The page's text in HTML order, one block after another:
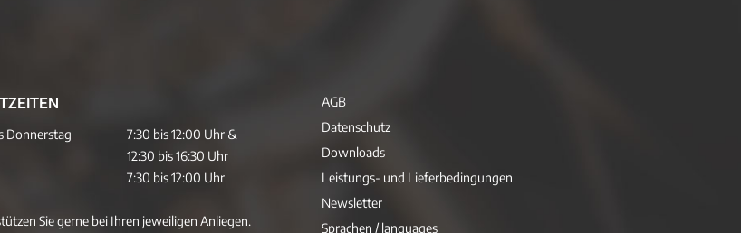
Donnerstag
7:30 bis 12:00 Uhr &
12:30 bis 16:30 Uhr
7:30 bis 12:00 Uhr
Sie gerne bei Ihren jeweiligen Anliegen.
AGB
Datenschutz
Downloads
Leistungs- und Lieferbedingungen
Newsletter
Sprachen / languages